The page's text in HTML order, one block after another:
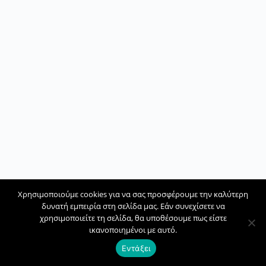
Χρησιμοποιούμε cookies για να σας προσφέρουμε την καλύτερη
δυνατή εμπειρία στη σελίδα μας. Εάν συνεχίσετε να
χρησιμοποιείτε τη σελίδα, θα υποθέσουμε πως είστε
ικανοποιημένοι με αυτό.
Εντάξει